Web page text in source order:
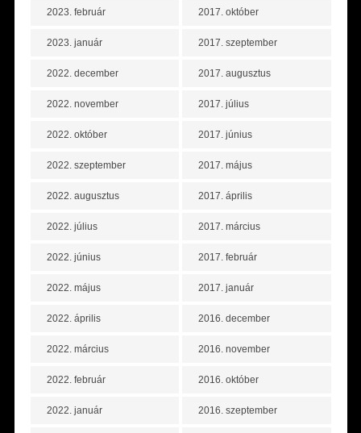
2023. február
2023. január
2022. december
2022. november
2022. október
2022. szeptember
2022. augusztus
2022. július
2022. június
2022. május
2022. április
2022. március
2022. február
2022. január
2017. október
2017. szeptember
2017. augusztus
2017. július
2017. június
2017. május
2017. április
2017. március
2017. február
2017. január
2016. december
2016. november
2016. október
2016. szeptember